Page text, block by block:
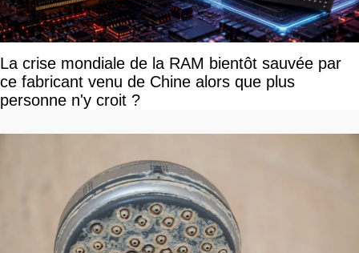
La crise mondiale de la RAM bientôt sauvée par
ce fabricant venu de Chine alors que plus
personne n'y croit ?